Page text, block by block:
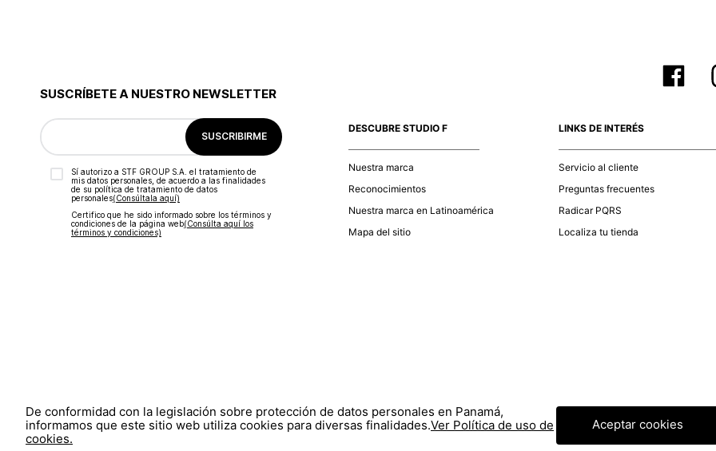
análisis
tu
SUSCRÍBETE A NUESTRO NEWSLETTER
SUSCRIBIRME
Sí autorizo a STF GROUP S.A. el tratamiento de
mis datos personales, de acuerdo a las finalidades
de su política de tratamiento de datos
personales‎(Consúltala aquí)
Certifico que he sido informado sobre los términos y
condiciones de la página web‎(Consúlta aquí los
términos y condiciones)
DESCUBRE STUDIO F
Nuestra marca
Reconocimientos
Nuestra marca en Latinoamérica
Mapa del sitio
LINKS DE INTERÉS
Servicio al cliente
Preguntas frecuentes
Radicar PQRS
Localiza tu tienda
© COPYRIGHT 2020 STF GROUP S.A. TODOS LOS DERECHOS RESERVADOS.
De conformidad con la legislación sobre protección de datos personales en Panamá,
informamos que este sitio web utiliza cookies para diversas finalidades.Ver Política de uso de
cookies.
Aceptar cookies